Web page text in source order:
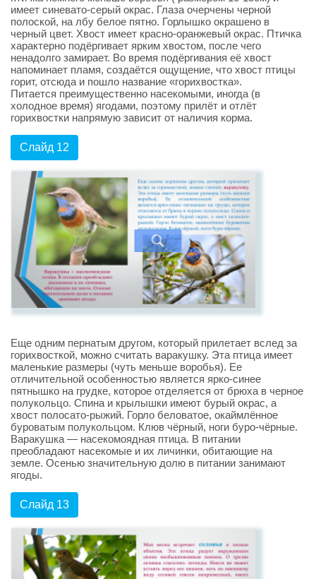
имеет синевато-серый окрас. Глаза очерчены черной
полоской, на лбу белое пятно. Горлышко окрашено в
черный цвет. Хвост имеет красно-оранжевый окрас. Птичка
характерно подёргивает ярким хвостом, после чего
ненадолго замирает. Во время подёргивания её хвост
напоминает пламя, создаётся ощущение, что хвост птицы
горит, отсюда и пошло название «горихвостка».
Питается преимущественно насекомыми, иногда (в
холодное время) ягодами, поэтому прилёт и отлёт
горихвостки напрямую зависит от наличия корма.
Слайд 12
Еще одним пернатым другом, который прилетает вслед за
горихвосткой, можно считать варакушку. Эта птица имеет
маленькие размеры (чуть меньше воробья). Ее
отличительной особенностью является ярко-синее
пятнышко на грудке, которое отделяется от брюха в черное
полукольцо. Спина и крылышки имеют бурый окрас, а
хвост полосато-рыжий. Горло беловатое, окаймлённое
буроватым полукольцом. Клюв чёрный, ноги буро-чёрные.
Варакушка — насекомоядная птица. В питании
преобладают насекомые и их личинки, обитающие на
земле. Осенью значительную долю в питании занимают
ягоды.
Слайд 13